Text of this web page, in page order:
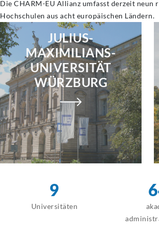
Die CHARM-EU Allianz umfasst derzeit neun
Hochschulen aus acht europäischen Ländern.
JULIUS-
MAXIMILIANS-
UNIVERSITÄT
WÜRZBURG
9
Universitäten